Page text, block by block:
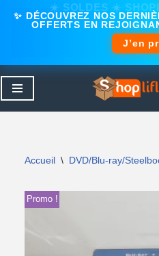
✨ DÉCOUVREZ NOS
OFFERTS EN
J’en
Aller
Accueil \ DVD/Blu-ray/
Promo !